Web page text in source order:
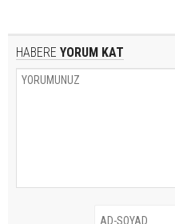
HABERE YORUM KAT